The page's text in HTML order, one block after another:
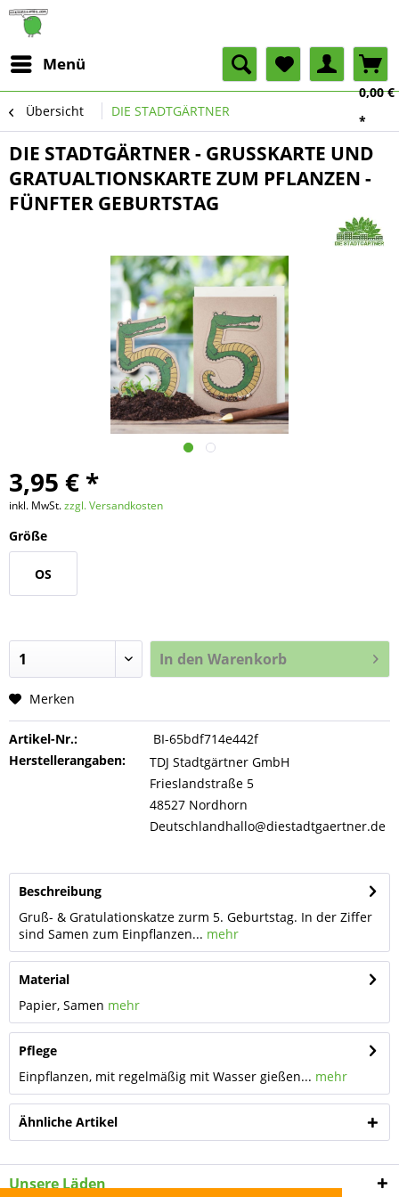
Menü
0,00 €
*
Übersicht DIE STADTGÄRTNER
DIE STADTGÄRTNER - GRUSSKARTE UND
GRATUALTIONSKARTE ZUM PFLANZEN -
FÜNFTER GEBURTSTAG
3,95 € *
inkl. MwSt.zzgl. Versandkosten
Größe
OS
In den Warenkorb
Merken
Artikel-Nr.:
BI-65bdf714e442f
Herstellerangaben:
TDJ Stadtgärtner GmbH
Frieslandstraße 5
48527 Nordhorn
Deutschlandhallo@diestadtgaertner.de
Beschreibung
Gruß- & Gratulationskatze zurm 5. Geburtstag. In der Ziffer
sind Samen zum Einpflanzen... mehr
Material
Papier, Samen mehr
Pflege
Einpflanzen, mit regelmäßig mit Wasser gießen... mehr
Ähnliche Artikel
Unsere Läden